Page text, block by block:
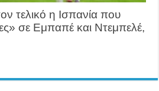
τελικό η Ισπανία που
σε Εμπαπέ και Ντεμπελέ,